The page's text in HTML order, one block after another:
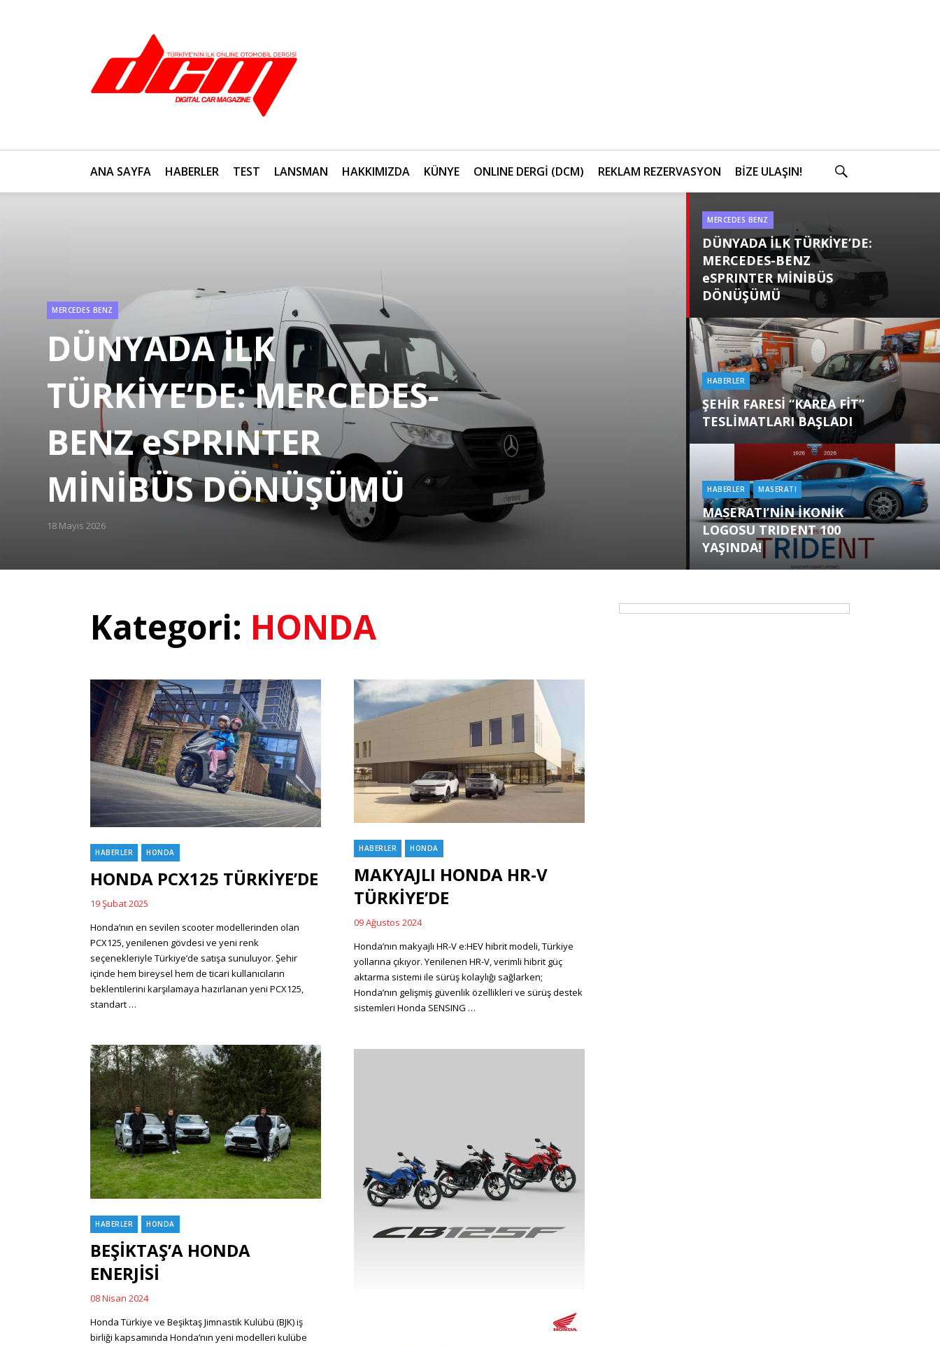
ANA SAYFA HABERLER TEST LANSMAN HAKKIMIZDA KÜNYE ONLINE DERGİ (DCM) REKLAM REZERVASYON BİZE ULAŞIN!
SEARCH
Categories
MERCEDES BENZ
DÜNYADA İLK
TÜRKİYE’DE: MERCEDES-
BENZ eSPRINTER
MİNİBÜS DÖNÜŞÜMÜ
Posted
18 Mayıs 2026
Categories
MERCEDES BENZ
DÜNYADA İLK TÜRKİYE’DE:
MERCEDES-BENZ
eSPRINTER MİNİBÜS
DÖNÜŞÜMÜ
Categories
HABERLER
ŞEHİR FARESİ “KAREA FİT”
TESLİMATLARI BAŞLADI
Categories
HABERLER MASERATI
MASERATI’NİN İKONİK
LOGOSU TRIDENT 100
YAŞINDA!
Kategori: HONDA
Categories
HABERLER HONDA
HONDA PCX125 TÜRKİYE’DE
Posted
on
19 Şubat 2025
Honda’nın en sevilen scooter modellerinden olan
PCX125, yenilenen gövdesi ve yeni renk
seçenekleriyle Türkiye’de satışa sunuluyor. Şehir
içinde hem bireysel hem de ticari kullanıcıların
beklentilerini karşılamaya hazırlanan yeni PCX125,
standart …
Categories
HABERLER HONDA
MAKYAJLI HONDA HR-V
TÜRKİYE’DE
Posted
on
09 Ağustos 2024
Honda’nın makyajlı HR-V e:HEV hibrit modeli, Türkiye
yollarına çıkıyor. Yenilenen HR-V, verimli hibrit güç
aktarma sistemi ile sürüş kolaylığı sağlarken;
Honda’nın gelişmiş güvenlik özellikleri ve sürüş destek
sistemleri Honda SENSING …
Categories
HABERLER HONDA
BEŞİKTAŞ’A HONDA
ENERJİSİ
Posted
on
08 Nisan 2024
Honda Türkiye ve Beşiktaş Jimnastik Kulübü (BJK) iş
birliği kapsamında Honda’nın yeni modelleri kulübe